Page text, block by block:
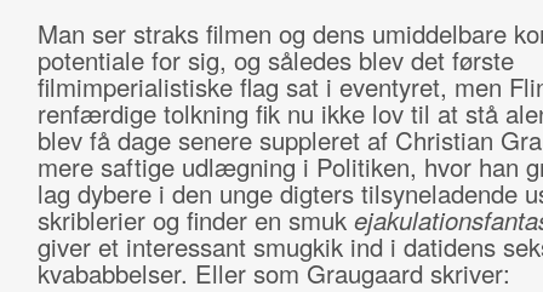
Man ser straks filmen og dens umiddelbare
potentiale for sig, og således blev det første
filmimperialistiske flag sat i eventyret, men
renfærdige tolkning fik nu ikke lov til at stå
blev få dage senere suppleret af Christian
mere saftige udlægning i Politiken, hvor han
lag dybere i den unge digters tilsyneladende
skriblerier og finder en smuk
giver et interessant smugkik ind i datidens
kvababbelser. Eller som Graugaard skriver: